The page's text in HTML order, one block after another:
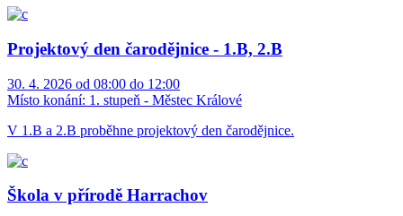
Projektový den čarodějnice - 1.B, 2.B
30. 4. 2026 od 08:00 do 12:00
Místo konání: 1. stupeň - Městec Králové
V 1.B a 2.B proběhne projektový den čarodějnice.
Škola v přírodě Harrachov